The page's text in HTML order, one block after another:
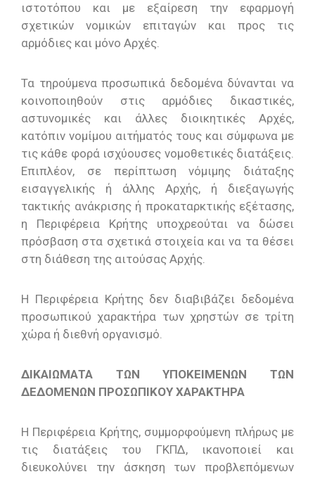
ιστοτόπου και με εξαίρεση την εφαρμογή
σχετικών νομικών επιταγών και προς τις
αρμόδιες και μόνο Αρχές.
Τα τηρούμενα προσωπικά δεδομένα δύνανται να
κοινοποιηθούν στις αρμόδιες δικαστικές,
αστυνομικές και άλλες διοικητικές Αρχές,
κατόπιν νομίμου αιτήματός τους και σύμφωνα με
τις κάθε φορά ισχύουσες νομοθετικές διατάξεις.
Επιπλέον, σε περίπτωση νόμιμης διάταξης
εισαγγελικής ή άλλης Αρχής, ή διεξαγωγής
τακτικής ανάκρισης ή προκαταρκτικής εξέτασης,
η Περιφέρεια Κρήτης υποχρεούται να δώσει
πρόσβαση στα σχετικά στοιχεία και να τα θέσει
στη διάθεση της αιτούσας Αρχής.
Η Περιφέρεια Κρήτης δεν διαβιβάζει δεδομένα
προσωπικού χαρακτήρα των χρηστών σε τρίτη
χώρα ή διεθνή οργανισμό.
ΔΙΚΑΙΩΜΑΤΑ ΤΩΝ ΥΠΟΚΕΙΜΕΝΩΝ ΤΩΝ
ΔΕΔΟΜΕΝΩΝ ΠΡΟΣΩΠΙΚΟΥ ΧΑΡΑΚΤΗΡΑ
Η Περιφέρεια Κρήτης, συμμορφούμενη πλήρως με
τις διατάξεις του ΓΚΠΔ, ικανοποιεί και
διευκολύνει την άσκηση των προβλεπόμενων